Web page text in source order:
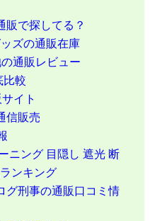
販で探してる？
ズの通販在庫
通販レビュー
比較
イト
信販売
ニング 目隠し 遮光 断
ンキング
グ刑事の通販口コミ情